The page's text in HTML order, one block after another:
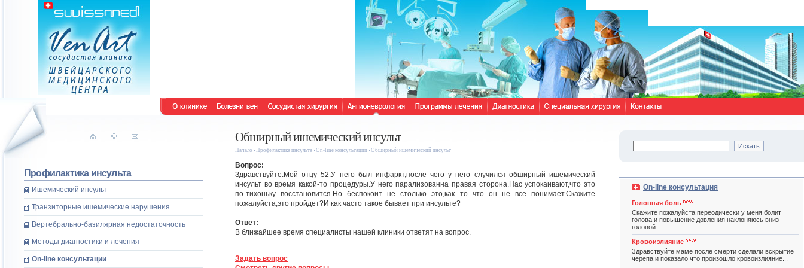
Профилактика инсульта
Ишемический инсульт
Транзиторные ишемические нарушения
Вертебрально-базилярная недостаточность
Методы диагностики и лечения
On-line консультации
Обширный ишемический инсульт
Начало Профилактика инсульта On-line консультации Обширный ишемический инсульт
Вопрос:
Здравствуйте.Мой отцу 52.У него был инфаркт,после чего у него случился обширный ишемический
инсульт во время какой-то процедуры.У него парализованна правая сторона.Нас успокаивают,что это
по-тихоньку восстановится.Но беспокоит не столько это,как то что он не все понимает.Скажите
пожалуйста,это пройдет?И как часто такое бывает при инсульте?
Ответ:
В ближайшее время специалисты нашей клиники ответят на вопрос.
Задать вопрос
On-line консультация
Головная боль
Скажите пожалуйста переодически у меня болит
голова и повышение довления наклоняюсь вниз
головой...
Кровоизлияние
Здравствуйте маме после смерти сделали вскрытие
черепа и показало что произошло кровоизлияние...